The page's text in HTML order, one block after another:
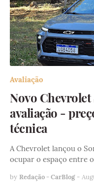
Avaliação
Novo Chevrolet
avaliação -
técnica
A Chevrolet lançou o
ocupar o espaço entre
by Redação - CarBlog -